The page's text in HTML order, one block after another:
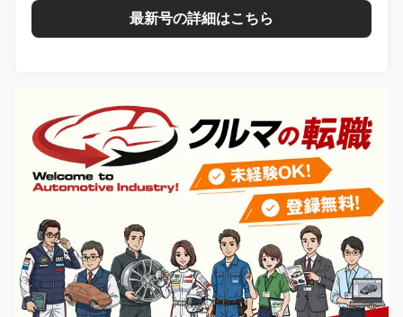
最新号の詳細はこちら